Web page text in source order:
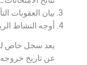
بيان العقوبات
أوجه النشاط
يعد سجل خاص
عن تاريخ خروجه